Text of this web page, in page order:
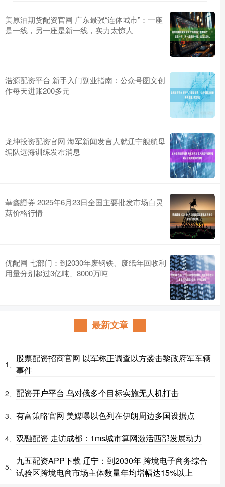
美原油期货配资官网 广东最强“连体城市”：一座
是一线，另一座是新一线，实力太惊人
浩源配资平台 新手入门副业指南：公众号图文创
作每天进账200多元
龙坤投资配资官网 海军新闻发言人就辽宁舰航母
编队远海训练发布消息
華鑫證券 2025年6月23日全国主要批发市场白灵
菇价格行情
优配网 七部门：到2030年废钢铁、废纸年回收利
用量分别超过3亿吨、8000万吨
最新文章
1、
股票配资招商官网 以军称正调查以方袭击黎政府军车辆
事件
2、 配资开户平台 乌对俄多个目标实施无人机打击
3、 有富策略官网 美媒曝以色列在伊朗周边多国设据点
4、 双融配资 走访成都：1ms城市算网激活西部发展动力
5、
九五配资APP下载 辽宁：到2030年 跨境电子商务综合
试验区跨境电商市场主体数量年均增幅达15%以上